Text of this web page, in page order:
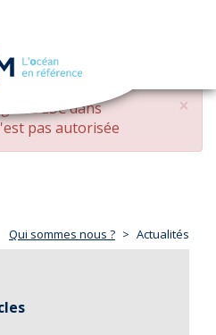
navigation
×
DESCdans
pas autorisée
Qui sommes nous ? Actualités